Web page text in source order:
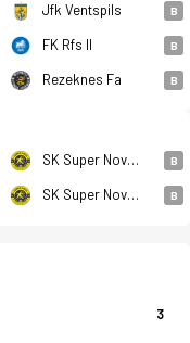
Jfk Ventspils B
FK Rfs II B
Rezeknes Fa B
SK Super Nova II B
SK Super Nova II B
3